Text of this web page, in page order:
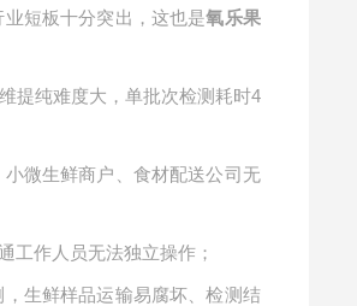
短板十分突出，这也是氧乐果
提纯难度大，单批次检测耗时4
微生鲜商户、食材配送公司无
工作人员无法独立操作；
生鲜样品运输易腐坏、检测结